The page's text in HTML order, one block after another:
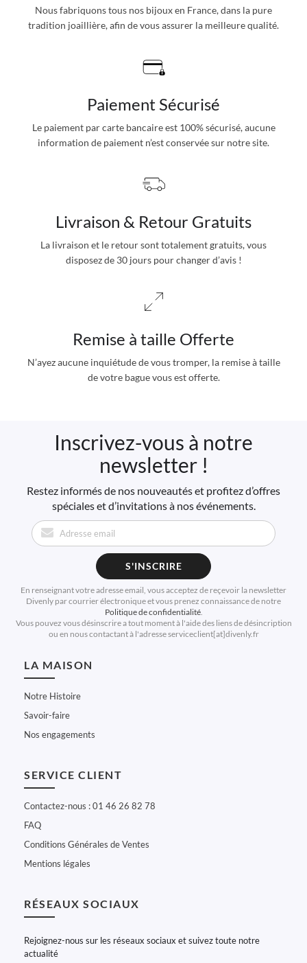
Nous fabriquons tous nos bijoux en France, dans la pure
tradition joaillière, afin de vous assurer la meilleure qualité.
Paiement Sécurisé
Le paiement par carte bancaire est 100% sécurisé, aucune
information de paiement n’est conservée sur notre site.
Livraison & Retour Gratuits
La livraison et le retour sont totalement gratuits, vous
disposez de 30 jours pour changer d’avis !
Remise à taille Offerte
N’ayez aucune inquiétude de vous tromper, la remise à taille
de votre bague vous est offerte.
Inscrivez-vous à notre
newsletter !
Restez informés de nos nouveautés et profitez d’offres
spéciales et d’invitations à nos événements.
S'INSCRIRE
En renseignant votre adresse email, vous acceptez de reçevoir la newsletter
Divenly par courrier électronique et vous prenez connaissance de notre
Politique de confidentialité.
Vous pouvez vous désinscrire a tout moment à l'aide des liens de désincription
ou en nous contactant à l'adresse serviceclient[at]divenly.fr
LA MAISON
Notre Histoire
Savoir-faire
Nos engagements
SERVICE CLIENT
Contactez-nous : 01 46 26 82 78
FAQ
Conditions Générales de Ventes
Mentions légales
RÉSEAUX SOCIAUX
Rejoignez-nous sur les réseaux sociaux et suivez toute notre
actualité